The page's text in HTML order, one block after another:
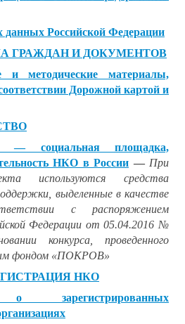
Российской Федерации
ГРАЖДАН И ДОКУМЕНТОВ
и методические материалы,
Дорожной картой и
— социальная площадка,
НКО в России — При
используются средства
выделенные в качестве
с распоряжением
Федерации от 05.04.2016 №
конкурса, проведенного
фондом «ПОКРОВ»
НКО
зарегистрированных